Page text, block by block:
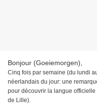
Bonjour (Goeiemorgen),
Cinq fois par semaine (du lundi
néerlandais du jour: une
pour découvrir la langue
de Lille).